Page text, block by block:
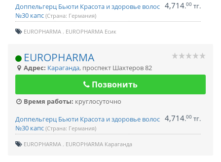
Доппельгерц Бьюти Красота и здоровье волос
№30 капс (Страна: Германия)
4,714.00 тг.
EUROPHARMA EUROPHARMA Есик
EUROPHARMA
Адрес: Караганда, проспект Шахтеров 82
Позвонить
Время работы: круглосуточно
Доппельгерц Бьюти Красота и здоровье волос
№30 капс (Страна: Германия)
4,714.00 тг.
EUROPHARMA EUROPHARMA Караганда